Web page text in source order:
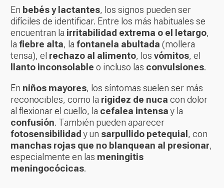
En bebés y lactantes, los signos pueden ser
difíciles de identificar. Entre los más habituales se
encuentran la irritabilidad extrema o el letargo,
la fiebre alta, la fontanela abultada (mollera
tensa), el rechazo al alimento, los vómitos, el
llanto inconsolable o incluso las convulsiones.
En niños mayores, los síntomas suelen ser más
reconocibles, como la rigidez de nuca con dolor
al flexionar el cuello, la cefalea intensay la
confusión. También pueden aparecer
fotosensibilidad y un sarpullido petequial , con
manchas rojas que no blanquean al presionar,
especialmente en las meningitis
meningocócicas.